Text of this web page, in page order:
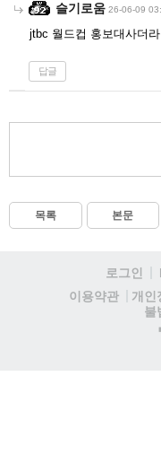
슬기로움 26-06-09
jtbc 월드컵 홍보대사더
답글
목록 본문
로그인
이용약관
개인
불